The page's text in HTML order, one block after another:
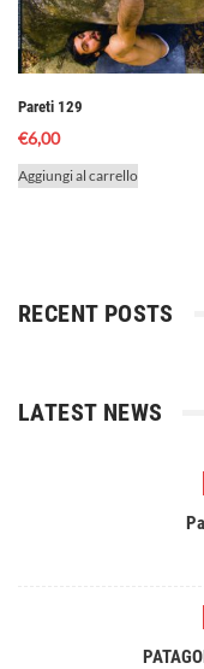
Pareti 129
€6,00
Aggiungi al carrello
RECENT POSTS
LATEST NEWS